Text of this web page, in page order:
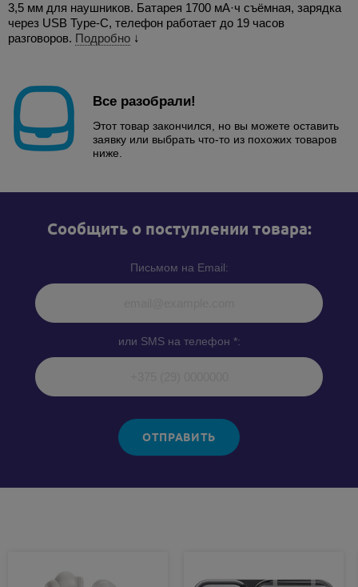
3,5 мм для наушников. Батарея 1700 мА·ч съёмная, зарядка
через USB Type-C, телефон работает до 19 часов
разговоров. Подробно ↓
Все разобрали!
Этот товар закончился, но вы можете оставить
заявку или выбрать что-то из похожих товаров
ниже.
Cообщить о поступлении товара:
Письмом на Email:
или SMS на телефон *:
ОТПРАВИТЬ